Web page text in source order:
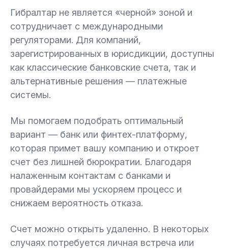
Гибралтар не является «черной» зоной и
сотрудничает с международными
регуляторами. Для компаний,
зарегистрированных в юрисдикции, доступны
как классические банковские счета, так и
альтернативные решения — платежные
системы.
Мы помогаем подобрать оптимальный
вариант — банк или финтех-платформу,
которая примет вашу компанию и откроет
счет без лишней бюрократии. Благодаря
налаженным контактам с банками и
провайдерами мы ускоряем процесс и
снижаем вероятность отказа.
Счет можно открыть удаленно. В некоторых
случаях потребуется личная встреча или